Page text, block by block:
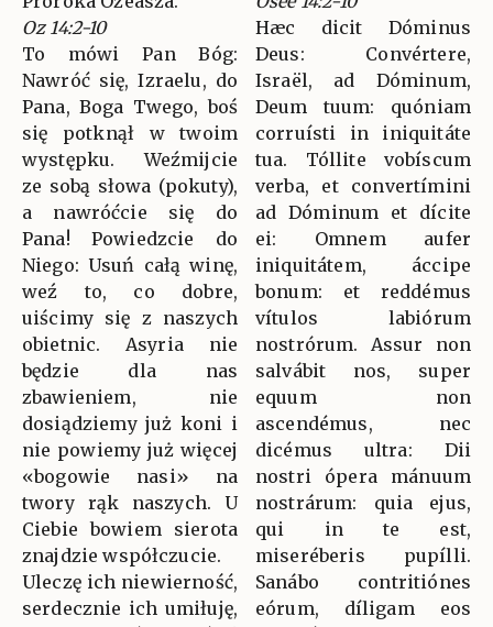
Oz 14:2-10
To mówi Pan Bóg:
Nawróć się, Izraelu, do
Pana, Boga Twego, boś
się potknął w twoim
występku. Weźmijcie
ze sobą słowa (pokuty),
a nawróćcie się do
Pana! Powiedzcie do
Niego: Usuń całą winę,
weź to, co dobre,
uiścimy się z naszych
obietnic. Asyria nie
będzie dla nas
zbawieniem, nie
dosiądziemy już koni i
nie powiemy już więcej
«bogowie nasi» na
twory rąk naszych. U
Ciebie bowiem sierota
znajdzie współczucie.
Uleczę ich niewierność,
serdecznie ich umiłuję,
Hæc dicit Dóminus
Deus: Convértere,
Israël, ad Dóminum,
Deum tuum: quóniam
corruísti in iniquitáte
tua. Tóllite vobíscum
verba, et convertímini
ad Dóminum et dícite
ei: Omnem aufer
iniquitátem, áccipe
bonum: et reddémus
vítulos labiórum
nostrórum. Assur non
salvábit nos, super
equum non
ascendémus, nec
dicémus ultra: Dii
nostri ópera mánuum
nostrárum: quia ejus,
qui in te est,
miseréberis pupílli.
Sanábo contritiónes
eórum, díligam eos